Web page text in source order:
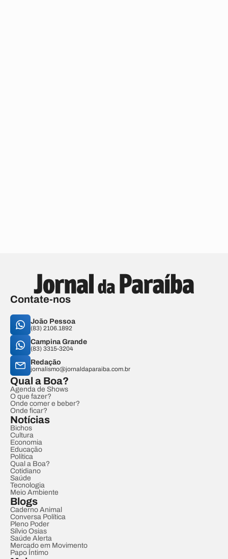
Contate-nos
João Pessoa
(83) 2106.1892
Campina Grande
(83) 3315-3204
Redação
jornalismo@jornaldaparaiba.com.br
Qual a Boa?
Agenda de Shows
O que fazer?
Onde comer e beber?
Onde ficar?
Notícias
Bichos
Cultura
Economia
Educação
Política
Qual a Boa?
Cotidiano
Saúde
Tecnologia
Meio Ambiente
Blogs
Caderno Animal
Conversa Política
Pleno Poder
Sílvio Osias
Saúde Alerta
Mercado em Movimento
Papo Íntimo